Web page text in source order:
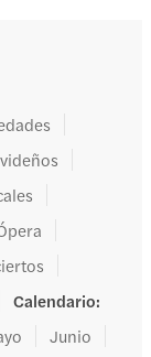
Calendario:
Junio